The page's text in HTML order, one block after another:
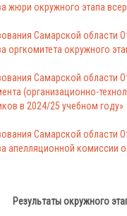
жюри окружного этапа
Самарской области
оргкомитета окружного
Самарской области
(организационно-
в 2024/25 учебном году»
Самарской области
апелляционной комиссии
Результаты окружного